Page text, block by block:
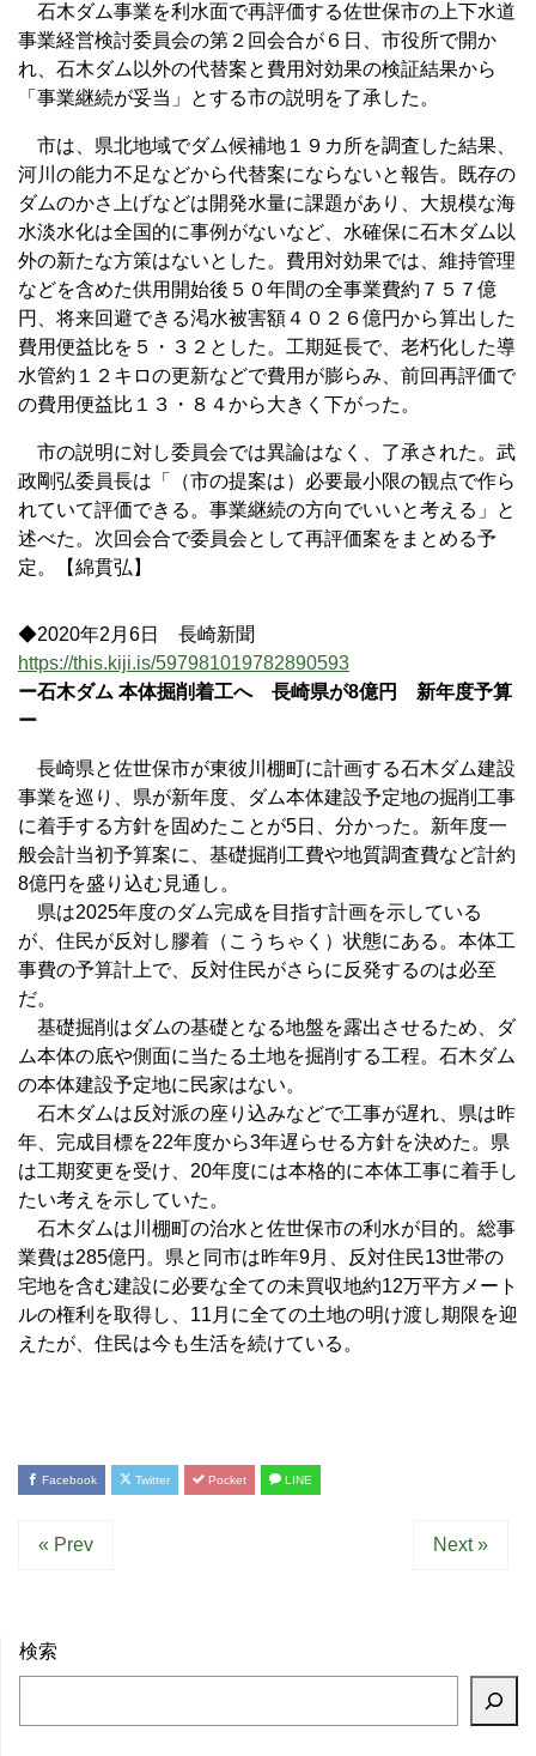
石木ダム事業を利水面で再評価する佐世保市の上下水道
事業経営検討委員会の第２回会合が６日、市役所で開か
れ、石木ダム以外の代替案と費用対効果の検証結果から
「事業継続が妥当」とする市の説明を了承した。
市は、県北地域でダム候補地１９カ所を調査した結果、
河川の能力不足などから代替案にならないと報告。既存の
ダムのかさ上げなどは開発水量に課題があり、大規模な海
水淡水化は全国的に事例がないなど、水確保に石木ダム以
外の新たな方策はないとした。費用対効果では、維持管理
などを含めた供用開始後５０年間の全事業費約７５７億
円、将来回避できる渇水被害額４０２６億円から算出した
費用便益比を５・３２とした。工期延長で、老朽化した導
水管約１２キロの更新などで費用が膨らみ、前回再評価で
の費用便益比１３・８４から大きく下がった。
市の説明に対し委員会では異論はなく、了承された。武
政剛弘委員長は「（市の提案は）必要最小限の観点で作ら
れていて評価できる。事業継続の方向でいいと考える」と
述べた。次回会合で委員会として再評価案をまとめる予
定。【綿貫弘】
◆2020年2月6日 長崎新聞
https://this.kiji.is/597981019782890593
ー石木ダム 本体掘削着工へ 長崎県が8億円 新年度予算
ー
長崎県と佐世保市が東彼川棚町に計画する石木ダム建設
事業を巡り、県が新年度、ダム本体建設予定地の掘削工事
に着手する方針を固めたことが5日、分かった。新年度一
般会計当初予算案に、基礎掘削工費や地質調査費など計約
8億円を盛り込む見通し。
県は2025年度のダム完成を目指す計画を示している
が、住民が反対し膠着（こうちゃく）状態にある。本体工
事費の予算計上で、反対住民がさらに反発するのは必至
だ。
基礎掘削はダムの基礎となる地盤を露出させるため、ダ
ム本体の底や側面に当たる土地を掘削する工程。石木ダム
の本体建設予定地に民家はない。
石木ダムは反対派の座り込みなどで工事が遅れ、県は昨
年、完成目標を22年度から3年遅らせる方針を決めた。県
は工期変更を受け、20年度には本格的に本体工事に着手し
たい考えを示していた。
石木ダムは川棚町の治水と佐世保市の利水が目的。総事
業費は285億円。県と同市は昨年9月、反対住民13世帯の
宅地を含む建設に必要な全ての未買収地約12万平方メート
ルの権利を取得し、11月に全ての土地の明け渡し期限を迎
えたが、住民は今も生活を続けている。
Facebook Twitter Pocket LINE
« Prev Next »
検索